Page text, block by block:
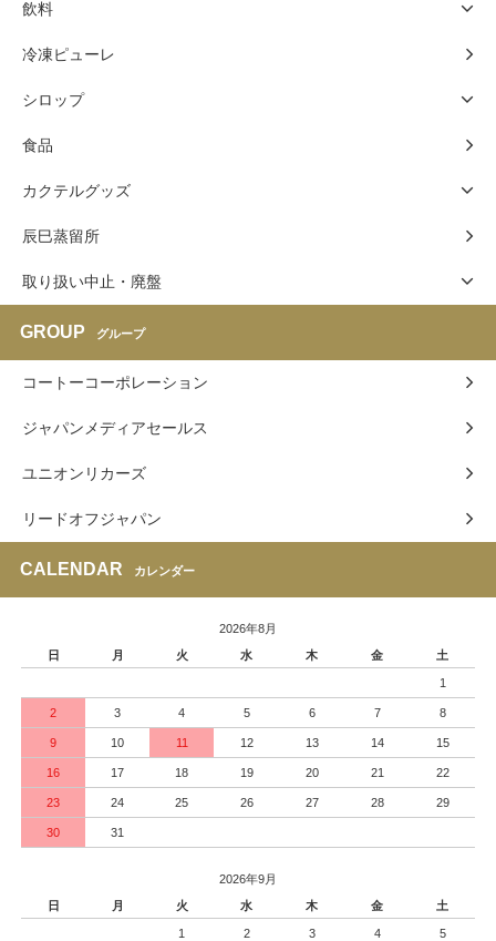
飲料
冷凍ピューレ
シロップ
食品
カクテルグッズ
辰巳蒸留所
取り扱い中止・廃盤
GROUP グループ
コートーコーポレーション
ジャパンメディアセールス
ユニオンリカーズ
リードオフジャパン
CALENDAR カレンダー
2026年8月
日
月 火 水 木 金 土
1
2 3 4 5 6 7 8
9 10 11 12 13 14 15
16 17 18 19 20 21 22
23 24 25 26 27 28 29
30 31
2026年9月
日
月 火 水 木 金 土
1 2 3 4 5